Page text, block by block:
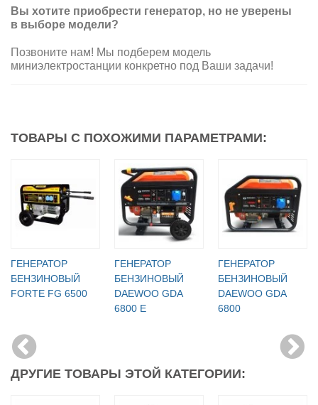
Вы хотите приобрести генератор, но не уверены
в выборе модели?
Позвоните нам! Мы подберем модель
миниэлектростанции конкретно под Ваши задачи!
ТОВАРЫ С ПОХОЖИМИ ПАРАМЕТРАМИ:
ГЕНЕРАТОР
БЕНЗИНОВЫЙ
FORTE FG 6500
ГЕНЕРАТОР
БЕНЗИНОВЫЙ
DAEWOO GDA
6800 Е
ГЕНЕРАТОР
БЕНЗИНОВЫЙ
DAEWOO GDA
6800
ДРУГИЕ ТОВАРЫ ЭТОЙ КАТЕГОРИИ: